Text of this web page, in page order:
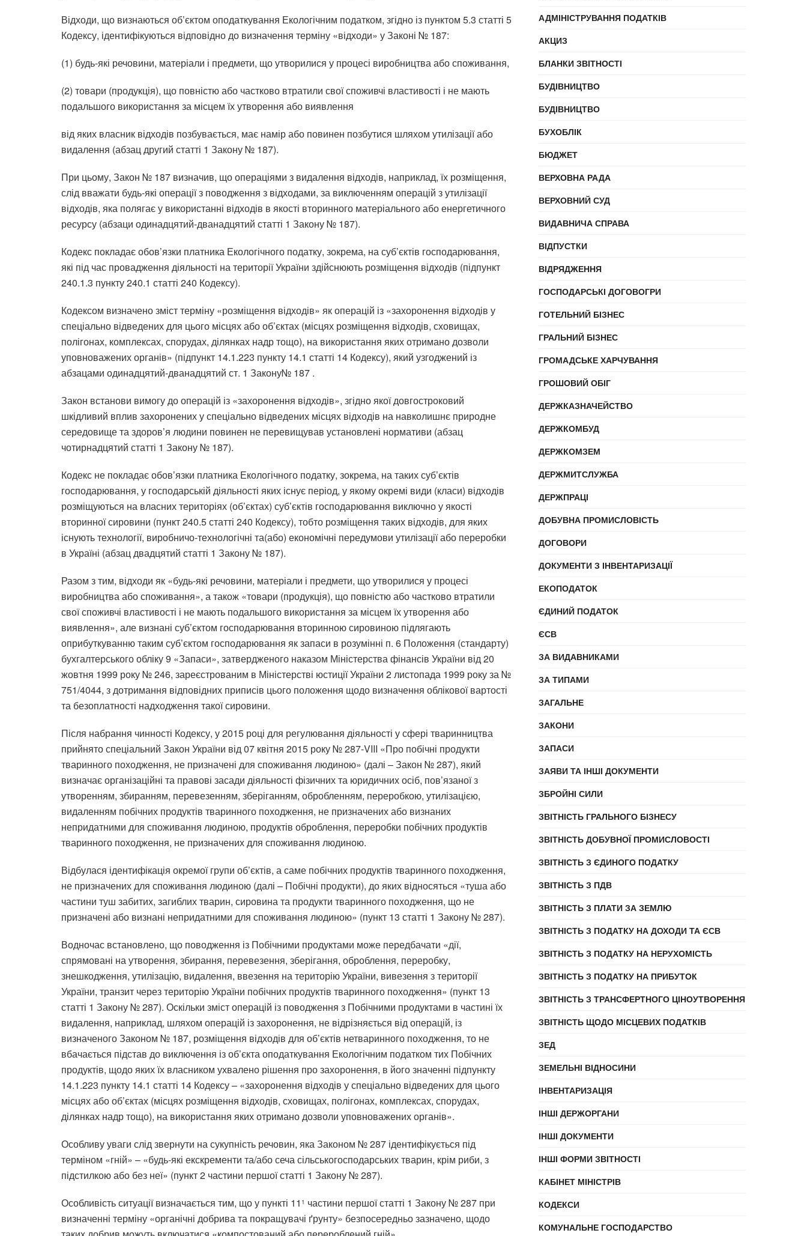
Відходи, що визнаються об’єктом оподаткування Екологічним податком, згідно із пунктом 5.3 статті 5
Кодексу, ідентифікуються відповідно до визначення терміну «відходи» у Законі № 187:
(1) будь-які речовини, матеріали і предмети, що утворилися у процесі виробництва або споживання,
(2) товари (продукція), що повністю або частково втратили свої споживчі властивості і не мають
подальшого використання за місцем їх утворення або виявлення
від яких власник відходів позбувається, має намір або повинен позбутися шляхом утилізації або
видалення (абзац другий статті 1 Закону № 187).
При цьому, Закон № 187 визначив, що операціями з видалення відходів, наприклад, їх розміщення,
слід вважати будь-які операції з поводження з відходами, за виключенням операцій з утилізації
відходів, яка полягає у використанні відходів в якості вторинного матеріального або енергетичного
ресурсу (абзаци одинадцятий-дванадцятий статті 1 Закону № 187).
Кодекс покладає обов’язки платника Екологічного податку, зокрема, на суб’єктів господарювання,
які під час провадження діяльності на території України здійснюють розміщення відходів (підпункт
240.1.3 пункту 240.1 статті 240 Кодексу).
Кодексом визначено зміст терміну «розміщення відходів» як операцій із «захоронення відходів у
спеціально відведених для цього місцях або об’єктах (місцях розміщення відходів, сховищах,
полігонах, комплексах, спорудах, ділянках надр тощо), на використання яких отримано дозволи
уповноважених органів» (підпункт 14.1.223 пункту 14.1 статті 14 Кодексу), який узгоджений із
абзацами одинадцятий-дванадцятий ст. 1 Закону№ 187 .
Закон встанови вимогу до операцій із «захоронення відходів», згідно якої довгостроковий
шкідливий вплив захоронених у спеціально відведених місцях відходів на навколишнє природне
середовище та здоров’я людини повинен не перевищував установлені нормативи (абзац
чотирнадцятий статті 1 Закону № 187).
Кодекс не покладає обов’язки платника Екологічного податку, зокрема, на таких суб’єктів
господарювання, у господарській діяльності яких існує період, у якому окремі види (класи) відходів
розміщуються на власних територіях (об’єктах) суб’єктів господарювання виключно у якості
вторинної сировини (пункт 240.5 статті 240 Кодексу), тобто розміщення таких відходів, для яких
існують технології, виробничо-технологічні та(або) економічні передумови утилізації або переробки
в Україні (абзац двадцятий статті 1 Закону № 187).
Разом з тим, відходи як «будь-які речовини, матеріали і предмети, що утворилися у процесі
виробництва або споживання», а також «товари (продукція), що повністю або частково втратили
свої споживчі властивості і не мають подальшого використання за місцем їх утворення або
виявлення», але визнані суб’єктом господарювання вторинною сировиною підлягають
оприбуткуванню таким суб’єктом господарювання як запаси в розумінні п. 6 Положення (стандарту)
бухгалтерського обліку 9 «Запаси», затвердженого наказом Міністерства фінансів України від 20
жовтня 1999 року № 246, зареєстрованим в Міністерстві юстиції України 2 листопада 1999 року за №
751/4044, з дотримання відповідних приписів цього положення щодо визначення облікової вартості
та безоплатності надходження такої сировини.
Після набрання чинності Кодексу, у 2015 році для регулювання діяльності у сфері тваринництва
прийнято спеціальний Закон України від 07 квітня 2015 року № 287-VIII «Про побічні продукти
тваринного походження, не призначені для споживання людиною» (далі – Закон № 287), який
визначає організаційні та правові засади діяльності фізичних та юридичних осіб, пов’язаної з
утворенням, збиранням, перевезенням, зберіганням, обробленням, переробкою, утилізацією,
видаленням побічних продуктів тваринного походження, не призначених або визнаних
непридатними для споживання людиною, продуктів оброблення, переробки побічних продуктів
тваринного походження, не призначених для споживання людиною.
Відбулася ідентифікація окремої групи об’єктів, а саме побічних продуктів тваринного походження,
не призначених для споживання людиною (далі – Побічні продукти), до яких відносяться «туша або
частини туш забитих, загиблих тварин, сировина та продукти тваринного походження, що не
призначені або визнані непридатними для споживання людиною» (пункт 13 статті 1 Закону № 287).
Водночас встановлено, що поводження із Побічними продуктами може передбачати «дії,
спрямовані на утворення, збирання, перевезення, зберігання, оброблення, переробку,
знешкодження, утилізацію, видалення, ввезення на територію України, вивезення з території
України, транзит через територію України побічних продуктів тваринного походження» (пункт 13
статті 1 Закону № 287). Оскільки зміст операцій із поводження з Побічними продуктами в частині їх
видалення, наприклад, шляхом операцій із захоронення, не відрізняється від операцій, із
визначеного Законом № 187, розміщення відходів для об’єктів нетваринного походження, то не
вбачається підстав до виключення із об’єкта оподаткування Екологічним податком тих Побічних
продуктів, щодо яких їх власником ухвалено рішення про захоронення, в його значенні підпункту
14.1.223 пункту 14.1 статті 14 Кодексу – «захоронення відходів у спеціально відведених для цього
місцях або об’єктах (місцях розміщення відходів, сховищах, полігонах, комплексах, спорудах,
ділянках надр тощо), на використання яких отримано дозволи уповноважених органів».
Особливу уваги слід звернути на сукупність речовин, яка Законом № 287 ідентифікується під
терміном «гній» – «будь-які екскременти та/або сеча сільськогосподарських тварин, крім риби, з
підстилкою або без неї» (пункт 2 частини першої статті 1 Закону № 287).
Особливість ситуації визначається тим, що у пункті 11 1 частини першої статті 1 Закону № 287 при
визначенні терміну «органічні добрива та покращувачі ґрунту» безпосередньо зазначено, щодо
АДМІНІСТРУВАННЯ ПОДАТКІВ
АКЦИЗ
БЛАНКИ ЗВІТНОСТІ
БУДІВНИЦТВО
БУДІВНИЦТВО
БУХОБЛІК
БЮДЖЕТ
ВЕРХОВНА РАДА
ВЕРХОВНИЙ СУД
ВИДАВНИЧА СПРАВА
ВІДПУСТКИ
ВІДРЯДЖЕННЯ
ГОСПОДАРСЬКІ ДОГОВОГРИ
ГОТЕЛЬНИЙ БІЗНЕС
ГРАЛЬНИЙ БІЗНЕС
ГРОМАДСЬКЕ ХАРЧУВАННЯ
ГРОШОВИЙ ОБІГ
ДЕРЖКАЗНАЧЕЙСТВО
ДЕРЖКОМБУД
ДЕРЖКОМЗЕМ
ДЕРЖМИТСЛУЖБА
ДЕРЖПРАЦІ
ДОБУВНА ПРОМИСЛОВІСТЬ
ДОГОВОРИ
ДОКУМЕНТИ З ІНВЕНТАРИЗАЦІЇ
ЕКОПОДАТОК
ЄДИНИЙ ПОДАТОК
ЄСВ
ЗА ВИДАВНИКАМИ
ЗА ТИПАМИ
ЗАГАЛЬНЕ
ЗАКОНИ
ЗАПАСИ
ЗАЯВИ ТА ІНШІ ДОКУМЕНТИ
ЗБРОЙНІ СИЛИ
ЗВІТНІСТЬ ГРАЛЬНОГО БІЗНЕСУ
ЗВІТНІСТЬ ДОБУВНОЇ ПРОМИСЛОВОСТІ
ЗВІТНІСТЬ З ЄДИНОГО ПОДАТКУ
ЗВІТНІСТЬ З ПДВ
ЗВІТНІСТЬ З ПЛАТИ ЗА ЗЕМЛЮ
ЗВІТНІСТЬ З ПОДАТКУ НА ДОХОДИ ТА ЄСВ
ЗВІТНІСТЬ З ПОДАТКУ НА НЕРУХОМІСТЬ
ЗВІТНІСТЬ З ПОДАТКУ НА ПРИБУТОК
ЗВІТНІСТЬ З ТРАНСФЕРТНОГО ЦІНОУТВОРЕННЯ
ЗВІТНІСТЬ ЩОДО МІСЦЕВИХ ПОДАТКІВ
ЗЕД
ЗЕМЕЛЬНІ ВІДНОСИНИ
ІНВЕНТАРИЗАЦІЯ
ІНШІ ДЕРЖОРГАНИ
ІНШІ ДОКУМЕНТИ
ІНШІ ФОРМИ ЗВІТНОСТІ
КАБІНЕТ МІНІСТРІВ
КОДЕКСИ
КОМУНАЛЬНЕ ГОСПОДАРСТВО